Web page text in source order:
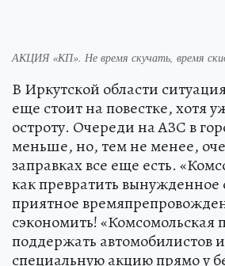
АКЦИЯ «КП». Не время скучать, время
В Иркутской области
еще стоит на повестке, хотя
остроту. Очереди на АЗС в
меньше, но, тем не менее,
заправках все еще есть.
как превратить вынужденное
приятное
сэкономить! «Комсомольская
поддержать автомобилистов
специальную акцию прямо у